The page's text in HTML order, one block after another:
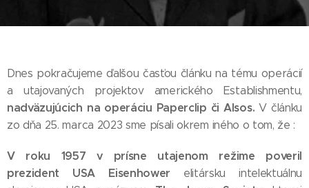
Dnes pokračujeme ďalšou časťou článku na tému operácií
a utajovaných projektov amerického Establishmentu,
nadväzujúcich na operáciu Paperclip či Alsos.V článku
zo dňa 25. marca 2023 sme písali okrem iného o tom, že :
V roku 1957 v prísne utajenom režime poveril
prezident USA Eisenhower elitársku intelektuálnu